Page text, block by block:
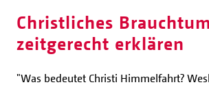
Christliches Brauchtum
zeitgerecht erklären
"Was bedeutet Christi Himmelfahrt?